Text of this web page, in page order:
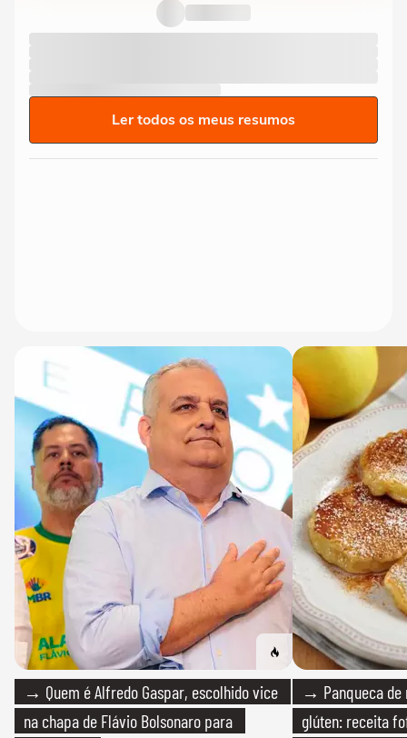
Ler todos os meus resumos
→ Quem é Alfredo Gaspar, escolhido vice
na chapa de Flávio Bolsonaro para
→ Panqueca de
glúten: receita